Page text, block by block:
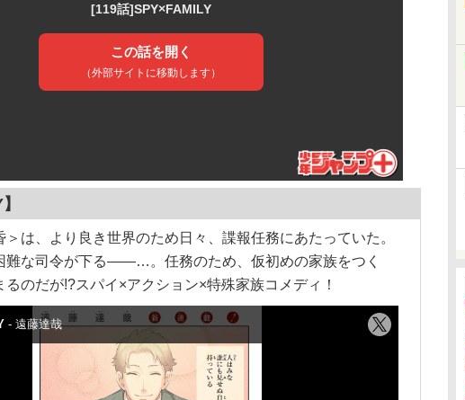
は、より良き世界のため日々、諜報任務にあたっていた。
難な司令が下る――…。任務のため、仮初めの家族をつく
るのだが!?スパイ×アクション×特殊家族コメディ！